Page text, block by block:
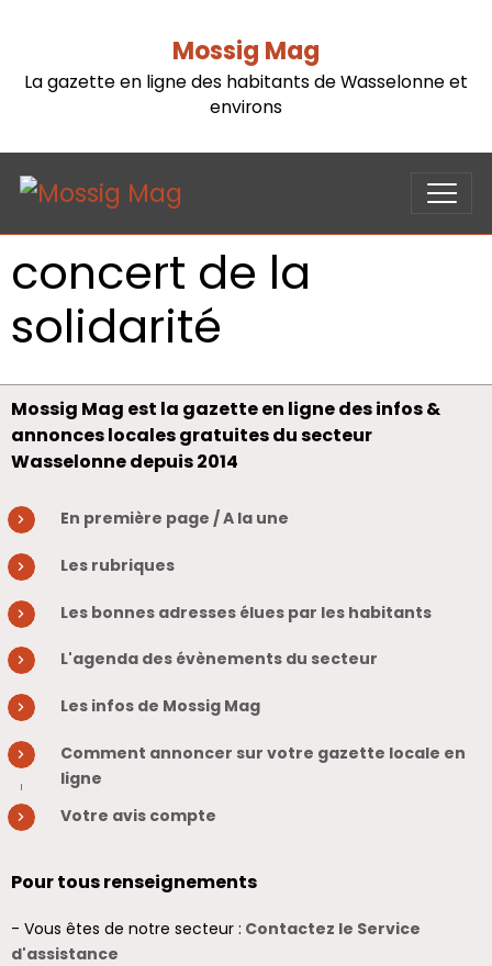
Mossig Mag
La gazette en ligne des habitants de Wasselonne et
environs
concert de la
solidarité
Mossig Mag est la gazette en ligne des infos &
annonces locales gratuites du secteur
Wasselonne depuis 2014
En première page / A la une
Les rubriques
Les bonnes adresses élues par les habitants
L'agenda des évènements du secteur
Les infos de Mossig Mag
Comment annoncer sur votre gazette locale en
ligne
Votre avis compte
Pour tous renseignements
- Vous êtes de notre secteur : Contactez le Service
d'assistance